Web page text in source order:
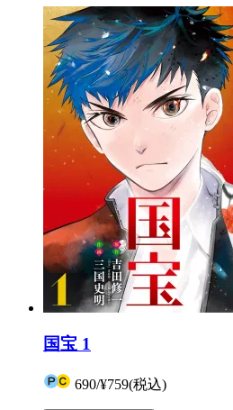
国宝 1
690/¥759(税込)